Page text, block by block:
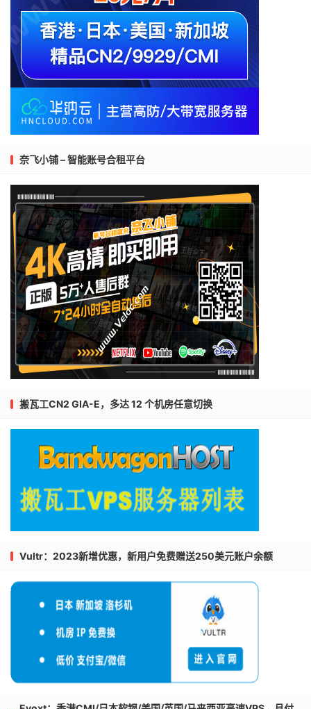
奈飞小铺 – 智能账号合租平台
搬瓦工CN2 GIA-E，多达 12 个机房任意切换
Vultr：2023新增优惠，新用户免费赠送250美元账户余额